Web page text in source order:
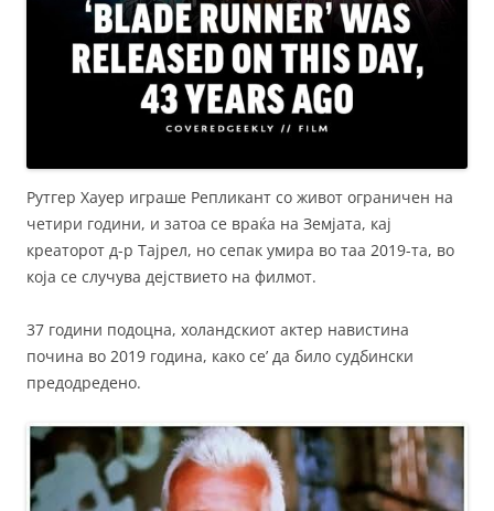
Рутгер Хауер играше Репликант со живот ограничен на
четири години, и затоа се враќа на Земјата, кај
креаторот д-р Тајрел, но сепак умира во таа 2019-та, во
која се случува дејствието на филмот.
37 години подоцна, холандскиот актер навистина
почина во 2019 година, како се’ да било судбински
предодредено.